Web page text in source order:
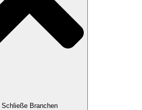
Schließe Branchen